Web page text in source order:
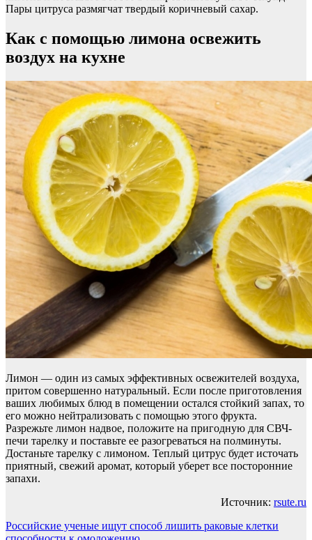
Пары цитруса размягчат твердый коричневый сахар.
Как с помощью лимона освежить
воздух на кухне
Лимон — один из самых эффективных освежителей воздуха,
притом совершенно натуральный. Если после приготовления
ваших любимых блюд в помещении остался стойкий запах, то
его можно нейтрализовать с помощью этого фрукта.
Разрежьте лимон надвое, положите на пригодную для СВЧ-
печи тарелку и поставьте ее разогреваться на полминуты.
Достаньте тарелку с лимоном. Теплый цитрус будет источать
приятный, свежий аромат, который уберет все посторонние
запахи.
Источник: rsute.ru
Навигация
Российские ученые ищут способ лишить раковые клетки